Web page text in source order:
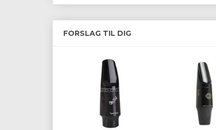
FORSLAG TIL DIG